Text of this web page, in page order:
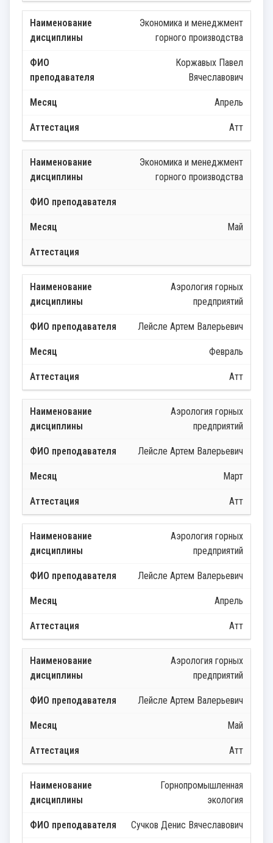
Экономика и менеджмент
горного производства
Коржавых Павел
Вячеславович
Апрель
Атт
Экономика и менеджмент
горного производства
Май
Аэрология горных
предприятий
Лейсле Артем Валерьевич
Февраль
Атт
Аэрология горных
предприятий
Лейсле Артем Валерьевич
Март
Атт
Аэрология горных
предприятий
Лейсле Артем Валерьевич
Апрель
Атт
Аэрология горных
предприятий
Лейсле Артем Валерьевич
Май
Атт
Горнопромышленная
экология
Сучков Денис Вячеславович